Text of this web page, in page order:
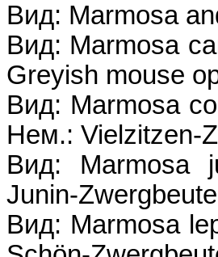
Вид: Marmosa
Вид: Marmosa
Greyish mouse
Вид: Marmosa
Нем.: Vielzitzen-
Вид: Marmosa
Junin-
Вид: Marmosa